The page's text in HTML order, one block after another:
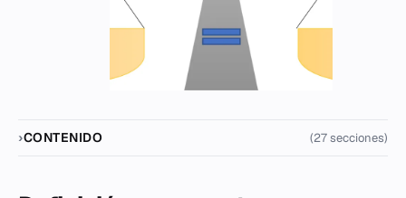
CONTENIDO (27 secciones)